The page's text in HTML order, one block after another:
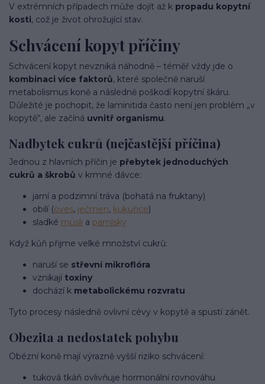
V extrémních případech může dojít až k propadu kopytní
kosti, což je život ohrožující stav.
Schvácení kopyt příčiny
Schvácení kopyt nevzniká náhodně – téměř vždy jde o
kombinaci více faktorů, které společně naruší
metabolismus koně a následně poškodí kopytní škáru.
Důležité je pochopit, že laminitida často není jen problém „v
kopytě“, ale začíná uvnitř organismu.
Nadbytek cukrů (nejčastější příčina)
Jednou z hlavních příčin je přebytek jednoduchých
cukrů a škrobů v krmné dávce:
jarní a podzimní tráva (bohatá na fruktany)
obilí (oves, ječmen, kukuřice)
sladké müsli a pamlsky
Když kůň přijme velké množství cukrů:
naruší se střevní mikroflóra
vznikají toxiny
dochází k metabolickému rozvratu
Tyto procesy následně ovlivní cévy v kopytě a spustí zánět.
Obezita a nedostatek pohybu
Obézní koně mají výrazně vyšší riziko schvácení:
tuková tkáň ovlivňuje hormonální rovnováhu